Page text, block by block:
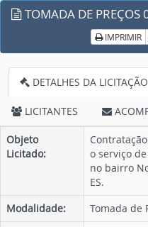
TOMADA DE
IMPRIMIR
DETALHES DA LICITAÇÃO
LICITANTES
Objeto
Licitado:
o serviço
no bairro
ES.
Modalidade:
Tomada de